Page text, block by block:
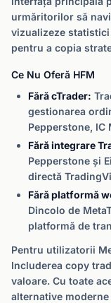
urmăritorilor să
vizualizeze
pentru a copia
Ce Nu Oferă HFM
Fără cTrader:
gestionarea
Pepperstone, IC
Fără integrare
Pepperstone și
directă
Fără platformă
Dincolo de
platformă de
Pentru utilizatorii
Includerea copy
valoare. Cu toate
alternative